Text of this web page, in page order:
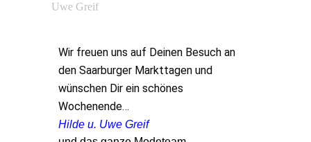
Uwe Greif
Wir freuen uns auf Deinen Besuch an
den Saarburger Markttagen und
wünschen Dir ein schönes
Wochenende…
Hilde u. Uwe Greif